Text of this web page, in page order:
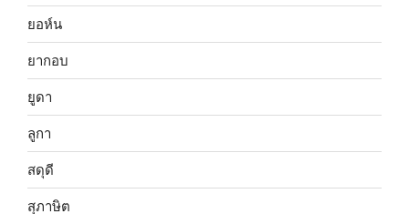
ยอห์น
ยากอบ
ยูดา
ลูกา
สดุดี
สุภาษิต